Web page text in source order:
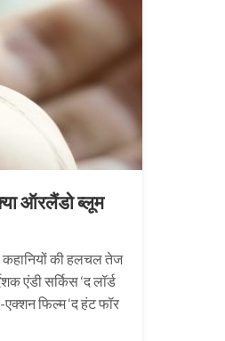
ऑरलैंडो ब्लूम
कहानियों की हलचल तेज
एंडी सर्किस ‘द लॉर्ड
फिल्म ‘द हंट फॉर